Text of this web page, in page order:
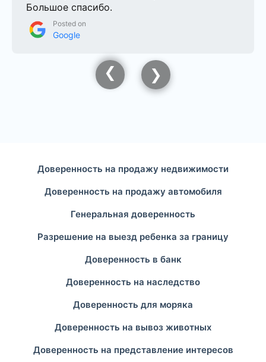
Большое спасибо.
Posted on
Google
Доверенность на продажу недвижимости
Доверенность на продажу автомобиля
Генеральная доверенность
Разрешение на выезд ребенка за границу
Доверенность в банк
Доверенность на наследство
Доверенность для моряка
Доверенность на вывоз животных
Доверенность на представление интересов